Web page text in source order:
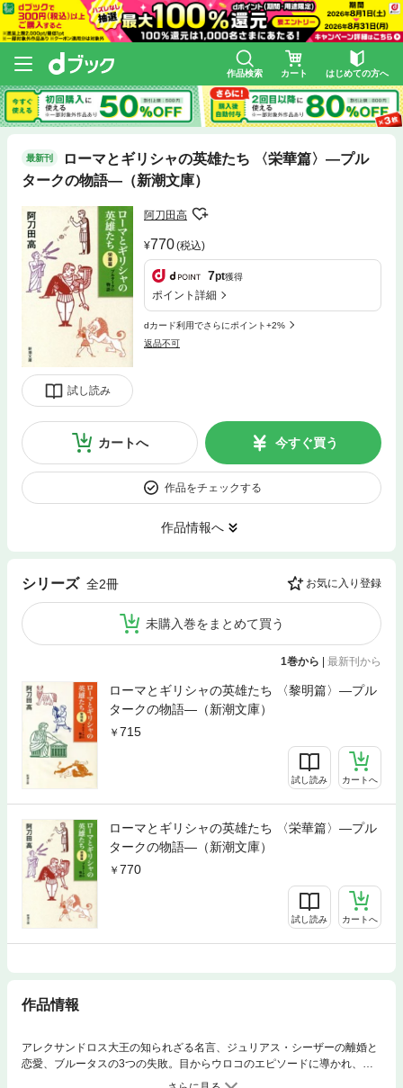
作品検索 カート はじめての方へ
最新刊
ローマとギリシャの英雄たち 〈栄華篇〉—プル
タークの物語—（新潮文庫）
試し読み
阿刀田高
770(税込)
7pt獲得
ポイント詳細
dカード利用でさらにポイント+2%
返品不可
カートへ 今すぐ買う
作品をチェックする
作品情報へ
シリーズ 全2冊 お気に入り登録
未購入巻をまとめて買う
1巻から | 最新刊から
ローマとギリシャの英雄たち 〈黎明篇〉—プル
タークの物語—（新潮文庫）
715
試し読み カートへ
ローマとギリシャの英雄たち 〈栄華篇〉—プル
タークの物語—（新潮文庫）
770
試し読み カートへ
作品情報
アレクサンドロス大王の知られざる名言、ジュリアス・シーザーの離婚と
恋愛、ブルータスの3つの失敗。目からウロコのエピソードに導かれ、教
科書で著名な指導者達が生き生きと動き出す！ ギリシャのインテリ、プ